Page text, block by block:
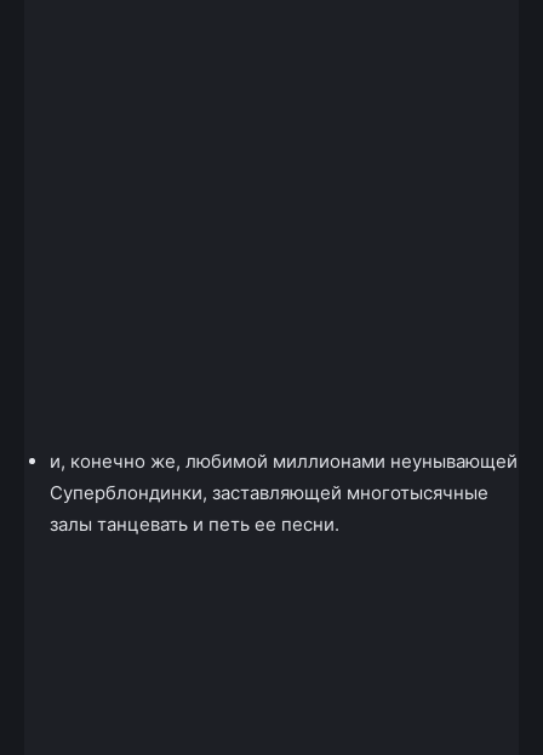
и, конечно же, любимой миллионами неунывающей
Суперблондинки, заставляющей многотысячные
залы танцевать и петь ее песни.